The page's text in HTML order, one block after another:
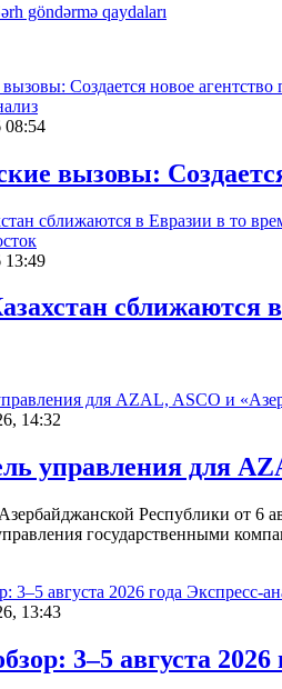
göndərmə qaydaları
08:54
вызовы:
13:49
сближаются
14:32
управления для
Республики от 6
государственными
Экспресс-
13:43
3–5 августа 2026